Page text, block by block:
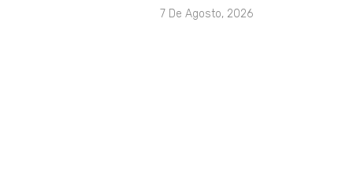
7 De Agosto, 2026